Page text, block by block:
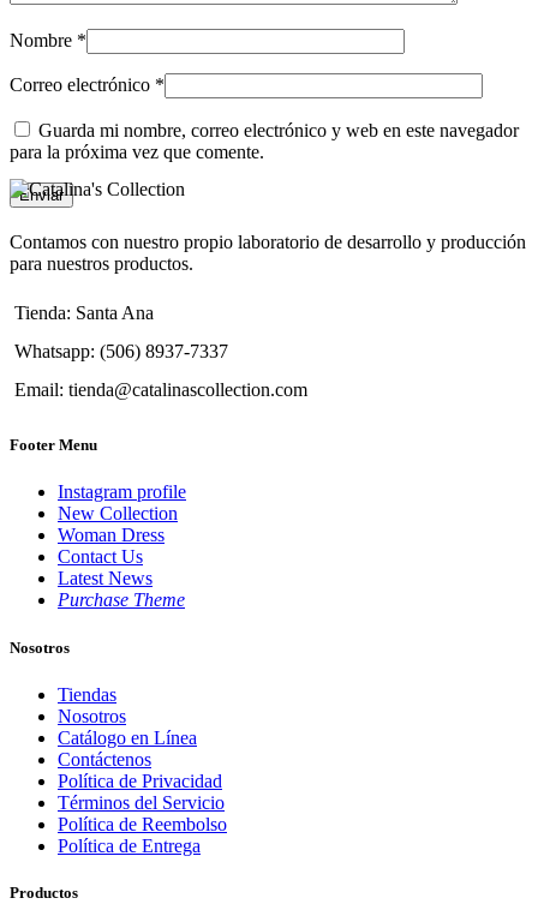
Nombre *
Correo electrónico *
Guarda mi nombre, correo electrónico y web en este navegador
para la próxima vez que comente.
Contamos con nuestro propio laboratorio de desarrollo y producción
para nuestros productos.
Tienda: Santa Ana
Whatsapp: (506) 8937-7337
Email: tienda@catalinascollection.com
Footer Menu
Instagram profile
New Collection
Woman Dress
Contact Us
Latest News
Purchase Theme
Nosotros
Tiendas
Nosotros
Catálogo en Línea
Contáctenos
Política de Privacidad
Términos del Servicio
Política de Reembolso
Política de Entrega
Productos